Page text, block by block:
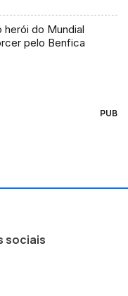
herói do Mundial
pelo Benfica
PUB
sociais